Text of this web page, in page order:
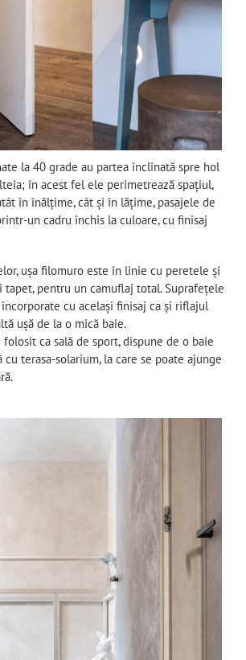
la 40 grade au partea înclinată spre hol
în acest fel ele perimetrează spațiul,
în înălțime, cât și în lățime, pasajele de
un cadru închis la culoare, cu finisaj
ușa filomuro este în linie cu peretele și
tapet, pentru un camuflaj total. Suprafețele
cu același finisaj ca și riflajul
ușă de la o mică baie.
ca sală de sport, dispune de o baie
terasa-solarium, la care se poate ajunge